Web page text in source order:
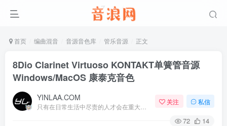
首页 编曲混音 音源音色库 管乐音源 正文
8Dio Clarinet Virtuoso KONTAKT单簧管音源
Windows/MacOS 康泰克音色
YINLAA.COM 关注 私信
72 14